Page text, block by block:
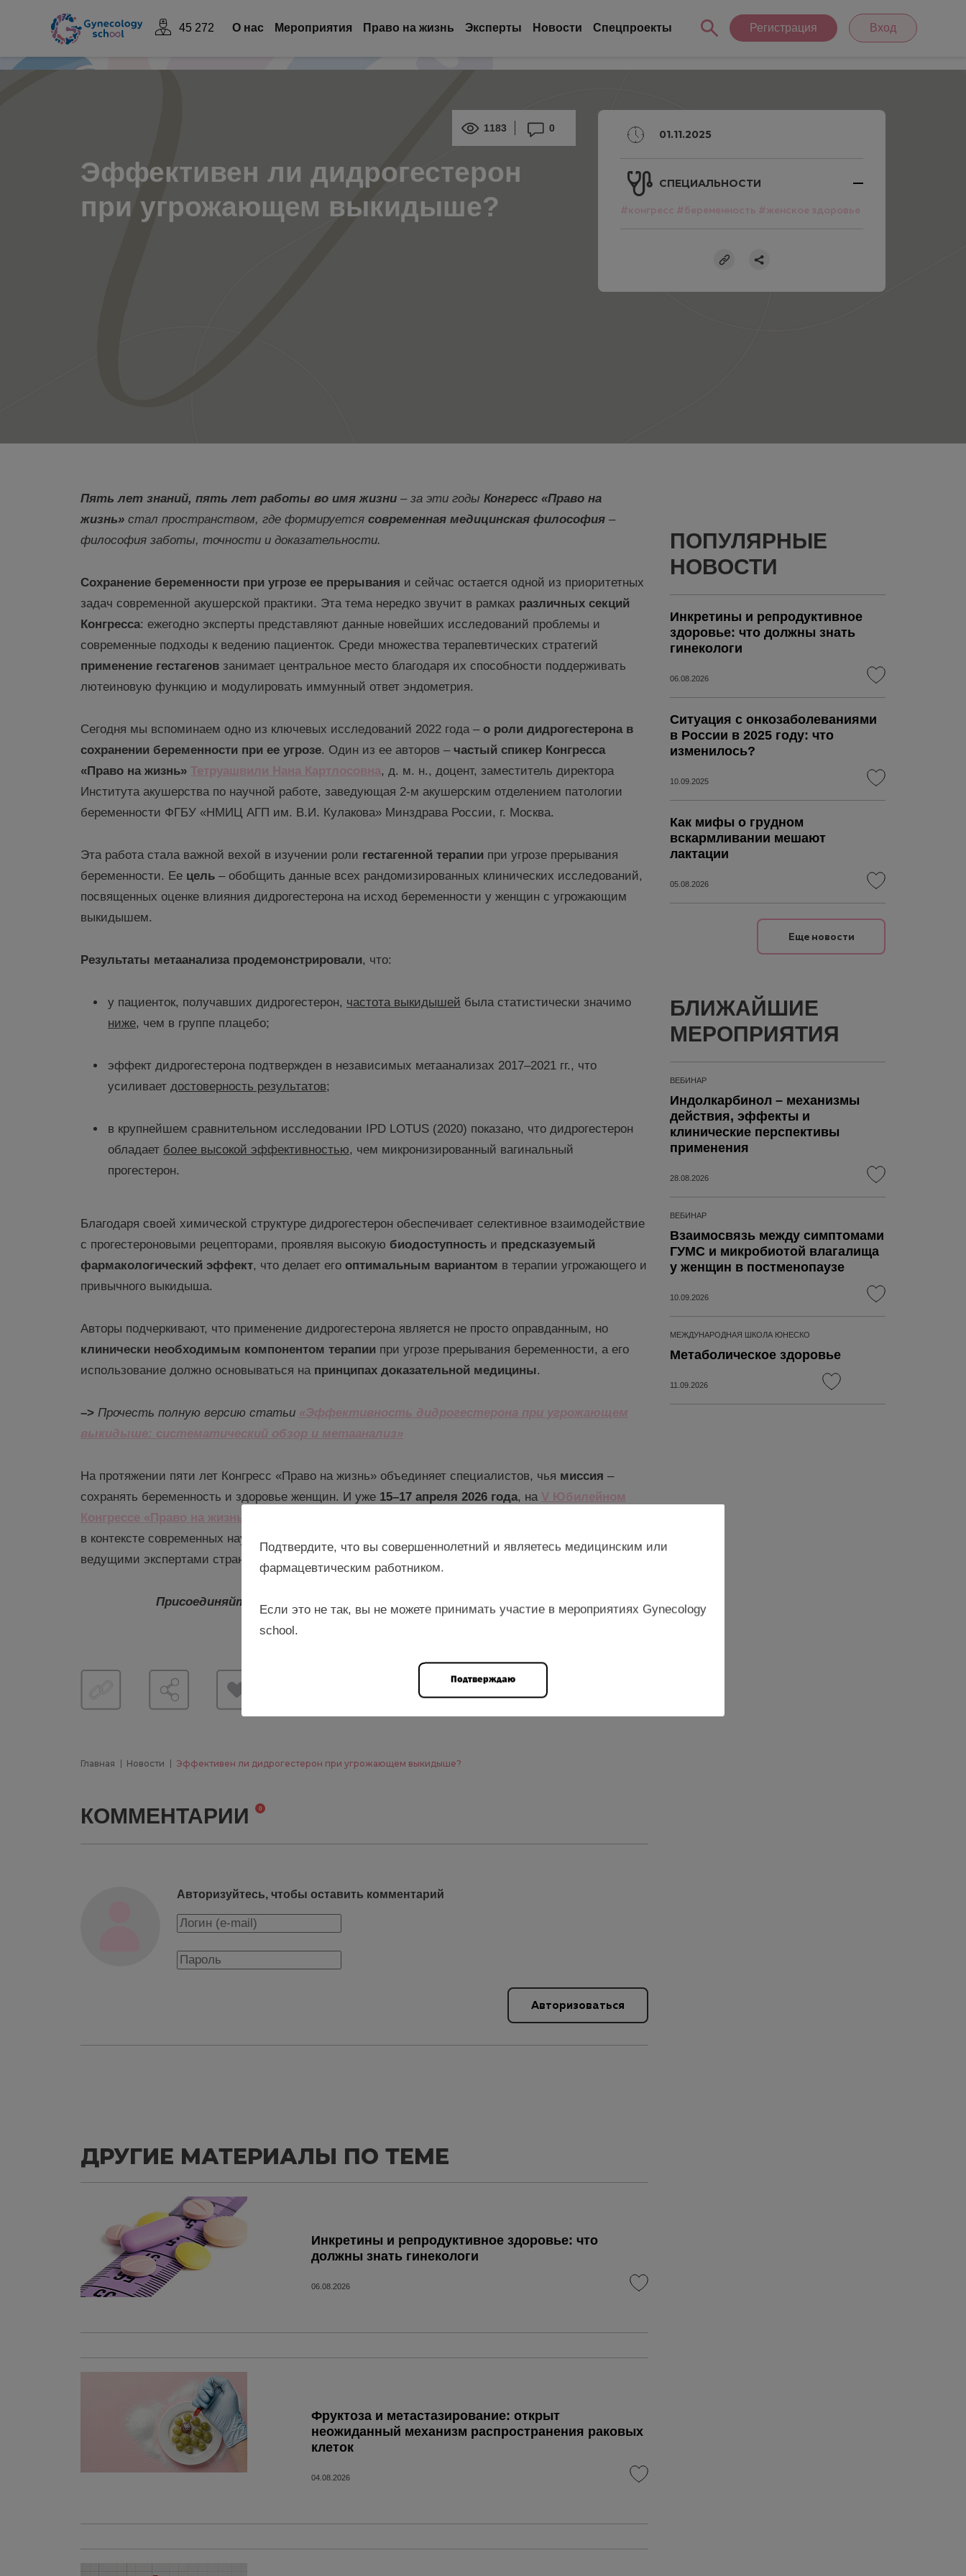
45 272 О нас Mероприятия Право на жизнь Эксперты Новости Спецпроекты Регистрация Вход
1183 0
Эффективен ли дидрогестерон
при угрожающем выкидыше?
01.11.2025
СПЕЦИАЛЬНОСТИ
#конгресс #беременность #женское здоровье
Пять лет знаний, пять лет работы во имя жизни – за эти годы Конгресс «Право на
жизнь» стал пространством, где формируется современная медицинская философия –
философия заботы, точности и доказательности.
Сохранение беременности при угрозе ее прерывания и сейчас остается одной из приоритетных
задач современной акушерской практики. Эта тема нередко звучит в рамках различных секций
Конгресса: ежегодно эксперты представляют данные новейших исследований проблемы и
современные подходы к ведению пациенток. Среди множества терапевтических стратегий
применение гестагенов занимает центральное место благодаря их способности поддерживать
лютеиновую функцию и модулировать иммунный ответ эндометрия.
Сегодня мы вспоминаем одно из ключевых исследований 2022 года – о роли дидрогестеронав
сохранении беременности при ее угрозе. Один из ее авторов – частый спикер Конгресса
«Право на жизнь» Тетруашвили Нана Картлосовна, д. м. н., доцент, заместитель директора
Института акушерства по научной работе, заведующая 2-м акушерским отделением патологии
беременности ФГБУ «НМИЦ АГП им. В.И. Кулакова» Минздрава России, г. Москва.
Эта работа стала важной вехой в изучении роли гестагенной терапии при угрозе прерывания
беременности. Ее цель – обобщить данные всех рандомизированных клинических исследований,
посвященных оценке влияния дидрогестерона на исход беременности у женщин с угрожающим
выкидышем.
Результаты метаанализапродемонстрировали, что:
у пациенток, получавших дидрогестерон, частота выкидышей была статистически значимо
ниже, чем в группе плацебо;
эффект дидрогестерона подтвержден в независимых метаанализах 2017–2021 гг., что
усиливает достоверность результатов;
в крупнейшем сравнительном исследовании IPD LOTUS (2020) показано, что дидрогестерон
обладает более высокой эффективностью, чем микронизированный вагинальный
прогестерон.
Благодаря своей химической структуре дидрогестерон обеспечивает селективное взаимодействие
с прогестероновыми рецепторами, проявляя высокую биодоступность и предсказуемый
фармакологический эффект, что делает его оптимальным вариантом в терапии угрожающего и
привычного выкидыша.
Авторы подчеркивают, что применение дидрогестерона является не просто оправданным, но
клинически необходимым компонентом терапии при угрозе прерывания беременности, а его
использование должно основываться на принципах доказательной медицины.
–> Прочесть полную версию статьи «Эффективность дидрогестерона при угрожающем
выкидыше: систематический обзор и метаанализ»
На протяжении пяти лет Конгресс «Право на жизнь» объединяет специалистов, чья миссия –
сохранять беременность и здоровье женщин. И уже 15–17 апреля 2026 года, на V Юбилейном
Конгрессе «Право на жизнь»
в контексте современных научных данных, новых клинических подходов и обмена опытом между
ведущими экспертами страны.
Присоединяйтесь к врачам, которые превращают знания в жизнь!
Главная Новости Эффективен ли дидрогестерон при угрожающем выкидыше?
КОММЕНТАРИИ 0
Авторизуйтесь, чтобы оставить комментарий
Авторизоваться
ДРУГИЕ МАТЕРИАЛЫ ПО ТЕМЕ
Инкретины и репродуктивное здоровье: что
должны знать гинекологи
06.08.2026
Фруктоза и метастазирование: открыт
неожиданный механизм распространения раковых
клеток
04.08.2026
ПОПУЛЯРНЫЕ
НОВОСТИ
Инкретины и репродуктивное
здоровье: что должны знать
гинекологи
06.08.2026
Ситуация с онкозаболеваниями
в России в 2025 году: что
изменилось?
10.09.2025
Как мифы о грудном
вскармливании мешают
лактации
05.08.2026
Еще новости
БЛИЖАЙШИЕ
МЕРОПРИЯТИЯ
ВЕБИНАР
Индолкарбинол – механизмы
действия, эффекты и
клинические перспективы
применения
28.08.2026
ВЕБИНАР
Взаимосвязь между симптомами
ГУМС и микробиотой влагалища
у женщин в постменопаузе
10.09.2026
МЕЖДУНАРОДНАЯ ШКОЛА ЮНЕСКО
Метаболическое здоровье
11.09.2026
Подтвердите, что вы совершеннолетний и являетесь медицинским или
фармацевтическим работником.
Если это не так, вы не можете принимать участие в мероприятиях Gynecology
school.
Подтверждаю